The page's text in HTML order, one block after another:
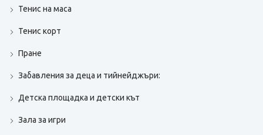
Тенис на маса
Тенис корт
Пране
Забавления за деца и тийнейджъри:
Детска площадка и детски кът
Зала за игри